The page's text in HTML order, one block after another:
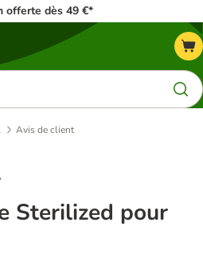
offerte dès 49 €*
Avis de client
Sterilized pour